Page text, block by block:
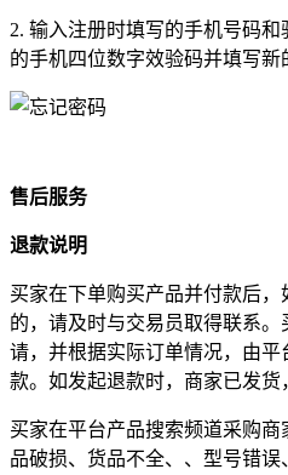
2. 输入注册时填写的手机号码
的手机四位数字效验码并填写新
售后服务
退款说明
买家在下单购买产品并付款后
的，请及时与交易员取得联系
请，并根据实际订单情况，由
款。如发起退款时，商家已发货
买家在平台产品搜索频道采购
品破损、货品不全、、型号错